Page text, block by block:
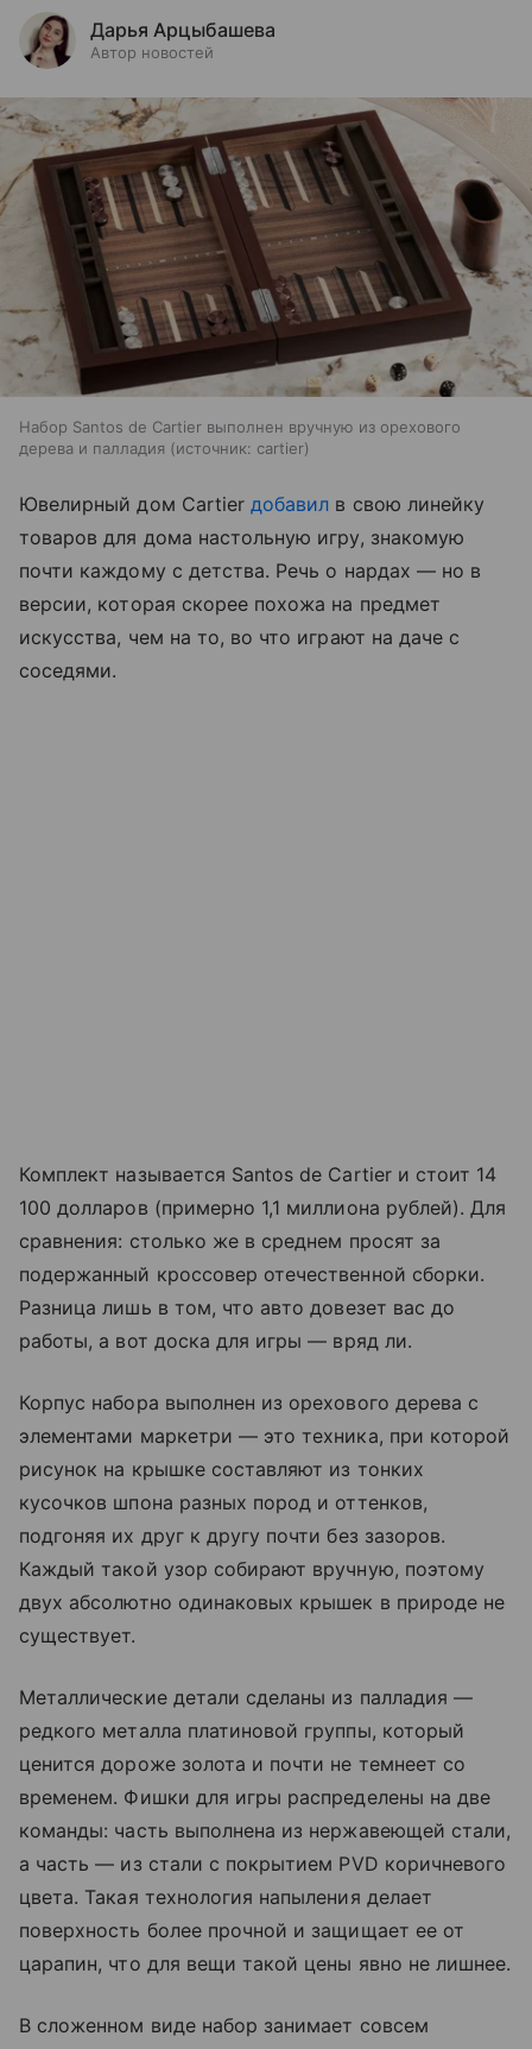
Дарья Арцыбашева
Автор новостей
Набор Santos de Cartier выполнен вручную из орехового
дерева и палладия
источник: cartier
Ювелирный дом Cartierдобавил в свою линейку
товаров для дома настольную игру, знакомую
почти каждому с детства. Речь о нардах — но в
версии, которая скорее похожа на предмет
искусства, чем на то, во что играют на даче с
соседями.
Комплект называется Santos de Cartier и стоит 14
100 долларов (примерно 1,1 миллиона рублей). Для
сравнения: столько же в среднем просят за
подержанный кроссовер отечественной сборки.
Разница лишь в том, что авто довезет вас до
работы, а вот доска для игры — вряд ли.
Корпус набора выполнен из орехового дерева с
элементами маркетри — это техника, при которой
рисунок на крышке составляют из тонких
кусочков шпона разных пород и оттенков,
подгоняя их друг к другу почти без зазоров.
Каждый такой узор собирают вручную, поэтому
двух абсолютно одинаковых крышек в природе не
существует.
Металлические детали сделаны из палладия —
редкого металла платиновой группы, который
ценится дороже золота и почти не темнеет со
временем. Фишки для игры распределены на две
команды: часть выполнена из нержавеющей стали,
а часть — из стали с покрытием PVD коричневого
цвета. Такая технология напыления делает
поверхность более прочной и защищает ее от
царапин, что для вещи такой цены явно не лишнее.
В сложенном виде набор занимает совсем